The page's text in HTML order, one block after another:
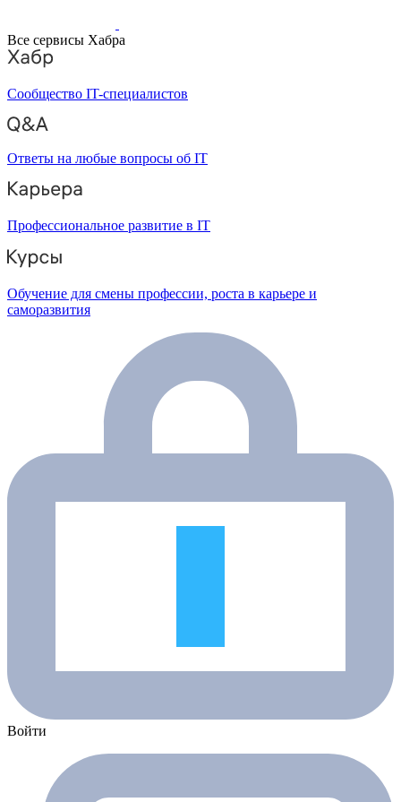
Все сервисы Хабра
Сообщество IT-специалистов
Ответы на любые вопросы об IT
Профессиональное развитие в IT
Обучение для смены профессии, роста в карьере и
саморазвития
Войти